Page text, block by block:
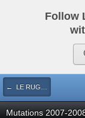
Follow
← LE RUGBY DE CHEZ NOUS
Mutations 2007-